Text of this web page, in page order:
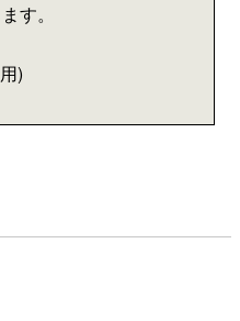
す。
)